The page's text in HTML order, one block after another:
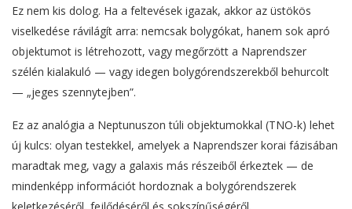
Ez nem kis dolog. Ha a feltevések igazak, akkor az üstökös
viselkedése rávilágít arra: nemcsak bolygókat, hanem sok apró
objektumot is létrehozott, vagy megőrzött a Naprendszer
szélén kialakuló — vagy idegen bolygórendszerekből behurcolt
— „jeges szennytejben”.
Ez az analógia a Neptunuszon túli objektumokkal (TNO-k) lehet
új kulcs: olyan testekkel, amelyek a Naprendszer korai fázisában
maradtak meg, vagy a galaxis más részeiből érkeztek — de
mindenképp információt hordoznak a bolygórendszerek